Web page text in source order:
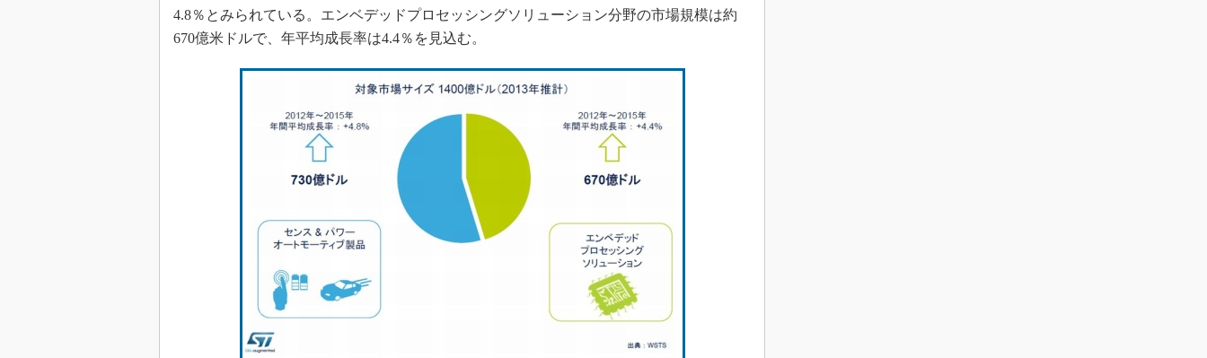
4.8％とみられている。エンベデッドプロセッシングソリューション分野の市場規模は約
670億米ドルで、年平均成長率は4.4％を見込む。